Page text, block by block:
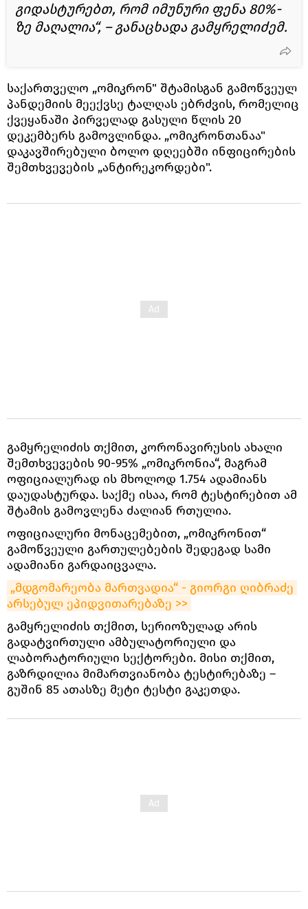
გიდასტურებთ, რომ იმუნური ფენა 80%-
ზე მაღალია“, – განაცხადა გამყრელიძემ.
საქართველო „ომიკრონ" შტამისგან გამოწვეულ
პანდემიის მეექვსე ტალღას ებრძვის, რომელიც
ქვეყანაში პირველად გასული წლის 20
დეკემბერს გამოვლინდა. „ომიკრონთანაა"
დაკავშირებული ბოლო დღეებში ინფიცირების
შემთხვევების „ანტირეკორდები".
გამყრელიძის თქმით, კორონავირუსის ახალი
შემთხვევების 90-95% „ომიკრონია“, მაგრამ
ოფიციალურად ის მხოლოდ 1.754 ადამიანს
დაუდასტურდა. საქმე ისაა, რომ ტესტირებით ამ
შტამის გამოვლენა ძალიან რთულია.
ოფიციალური მონაცემებით, „ომიკრონით“
გამოწვეული გართულებების შედეგად სამი
ადამიანი გარდაიცვალა.
„მდგომარეობა მართვადია“ - გიორგი ღიბრაძე
არსებულ ეპიდვითარებაზე >>
გამყრელიძის თქმით, სერიოზულად არის
გადატვირთული ამბულატორიული და
ლაბორატორიული სექტორები. მისი თქმით,
გაზრდილია მიმართვიანობა ტესტირებაზე –
გუშინ 85 ათასზე მეტი ტესტი გაკეთდა.